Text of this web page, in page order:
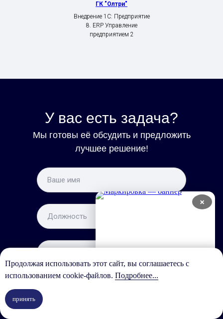
ГК "Олтри"
Внедрение 1С: Предприятие
8. ERP Управление
предприятием 2
У вас есть задача?
Мы готовы её обсудить и предложить
лучшее решение!
Продолжая использовать этот сайт, вы соглашаетесь с
использованием cookie-файлов. Подробнее...
принять
×